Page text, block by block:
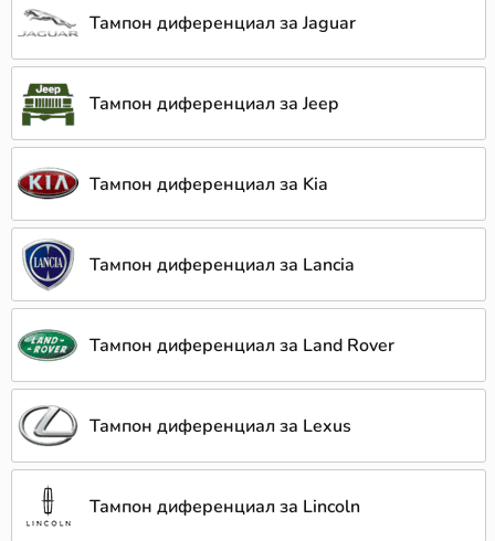
Тампон диференциал за Jaguar
Тампон диференциал за Jeep
Тампон диференциал за Kia
Тампон диференциал за Lancia
Тампон диференциал за Land Rover
Тампон диференциал за Lexus
Тампон диференциал за Lincoln